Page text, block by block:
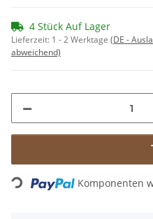
4 Stück Auf Lager
Lieferzeit: 1 - 2 Werktage (DE -
abweichend)
Loading... Komponenten